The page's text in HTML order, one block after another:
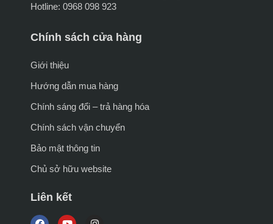
Hotline: 0968 098 923
Chính sách cửa hàng
Giới thiệu
Hướng dẫn mua hàng
Chính sáng đổi – trả hàng hóa
Chính sách vận chuyển
Bảo mật thông tin
Chủ sở hữu website
Liên kết